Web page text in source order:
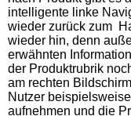
intelligente linke
wieder zurück zum
wieder hin, denn
erwähnten
der Produktrubrik
am rechten
Nutzer
aufnehmen und die